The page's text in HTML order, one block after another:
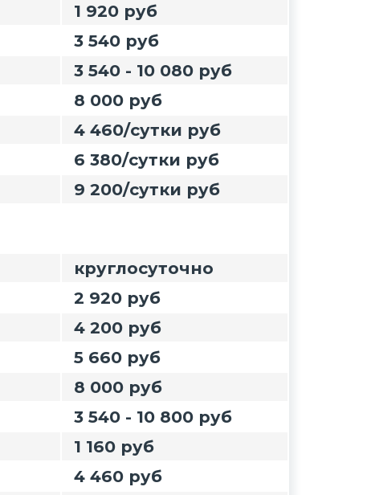
1 920 руб
3 540 руб
3 540 - 10 080 руб
8 000 руб
4 460/сутки руб
6 380/сутки руб
9 200/сутки руб
круглосуточно
2 920 руб
4 200 руб
5 660 руб
8 000 руб
3 540 - 10 800 руб
1 160 руб
4 460 руб